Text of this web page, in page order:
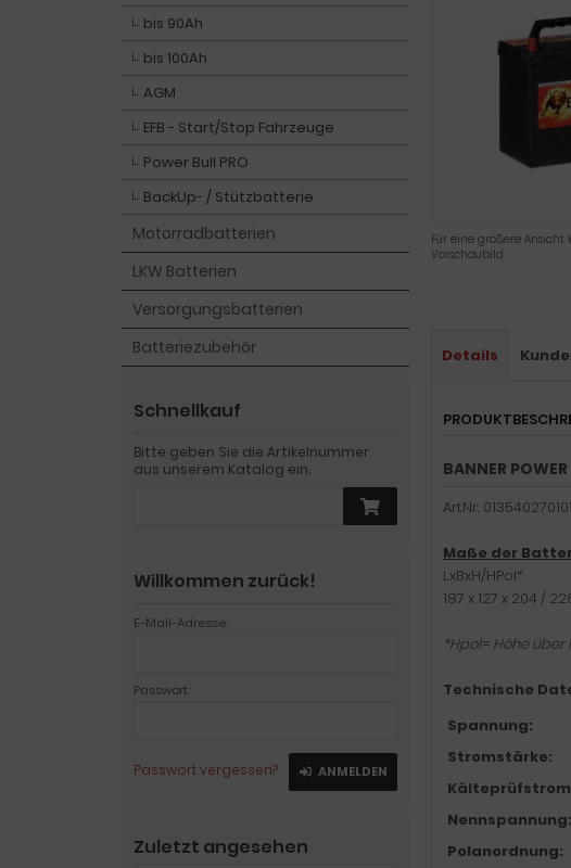
Für eine größere Ansicht
Vorschaubild
Details
BANNER
Art.Nr.: 013540270101
Maße der
LxBxH/HPol*
187 x 127 x 204 /
*Hpol= Höhe über
Technische
Spannung:
Stromstärke:
Kälteprüfstrom
Nennspannung:
Polanordnung:
bis 90Ah
bis 100Ah
AGM
EFB - Start/Stop Fahrzeuge
Power Bull PRO
BackUp- / Stützbatterie
Motorradbatterien
LKW Batterien
Versorgungsbatterien
Batteriezubehör
Schnellkauf
Bitte geben Sie die Artikelnummer
aus unserem Katalog ein.
Willkommen zurück!
E-Mail-Adresse:
Passwort:
Passwort vergessen? ANMELDEN
Zuletzt angesehen